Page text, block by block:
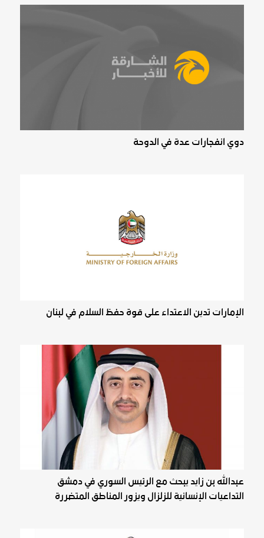
دوي انفجارات عدة في الدوحة
الإمارات تدين الاعتداء على قوة حفظ السلام في لبنان
عبدالله بن زايد يبحث مع الرئيس السوري في دمشق
التداعيات الإنسانية للزلزال ويزور المناطق المتضررة